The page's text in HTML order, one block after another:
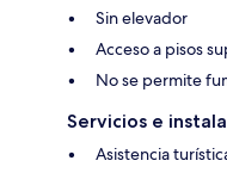
Sin elevador
Acceso a pisos
No se permite
Servicios e
Asistencia